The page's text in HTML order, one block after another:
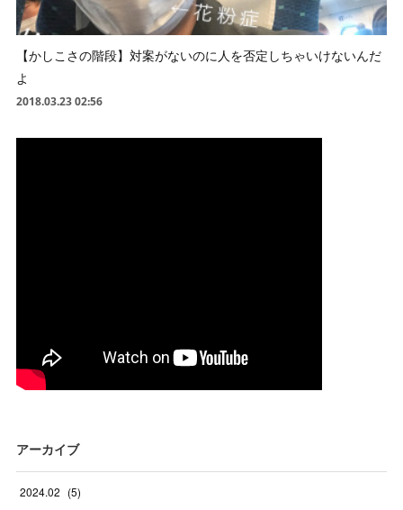
【かしこさの階段】対案がないのに人を否定しちゃいけないんだ
よ
2018.03.23 02:56
アーカイブ
2024.02 (5)